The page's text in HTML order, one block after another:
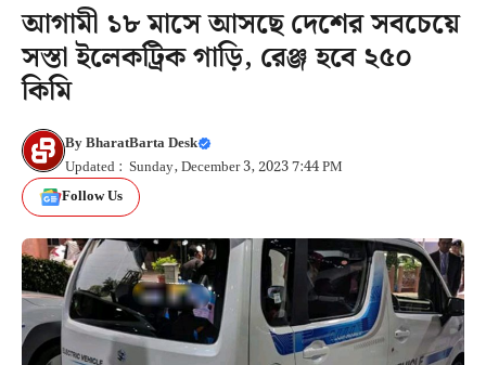
আগামী ১৮ মাসে আসছে দেশের সবচেয়ে
সস্তা ইলেকট্রিক গাড়ি, রেঞ্জ হবে ২৫০
কিমি
ByBharatBarta Desk
Updated : Sunday, December 3, 2023 7:44 PM
Follow Us